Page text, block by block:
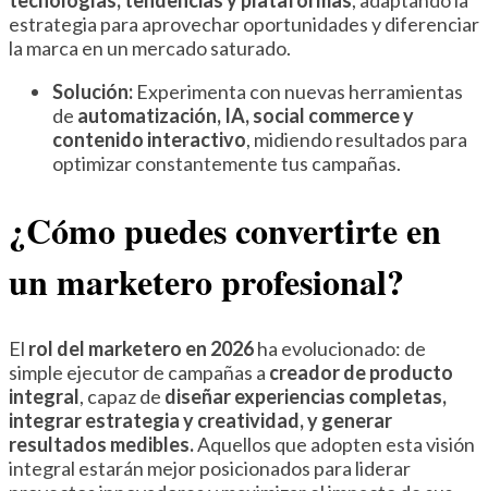
estrategia para aprovechar oportunidades y diferenciar
la marca en un mercado saturado.
Solución: Experimenta con nuevas herramientas
de automatización, IA, social commerce y
contenido interactivo, midiendo resultados para
optimizar constantemente tus campañas.
¿Cómo puedes convertirte en
un marketero profesional?
El rol del marketero en 2026ha evolucionado: de
simple ejecutor de campañas a creador de producto
integral, capaz de diseñar experiencias completas,
integrar estrategia y creatividad, y generar
resultados medibles.Aquellos que adopten esta visión
integral estarán mejor posicionados para liderar